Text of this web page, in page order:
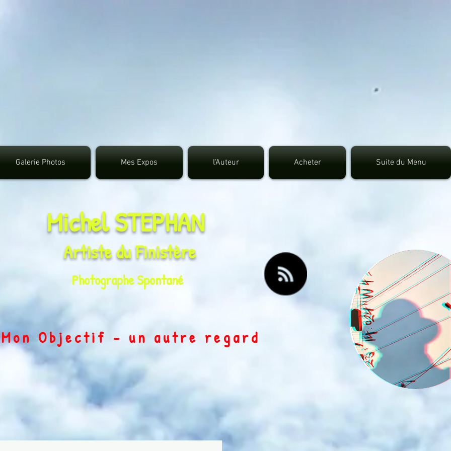
Galerie Photos Mes Expos l'Auteur Acheter Suite du Menu
Michel STEPHAN
Artiste duFinistère
Photographe Spontané
Objectif - un autre regard